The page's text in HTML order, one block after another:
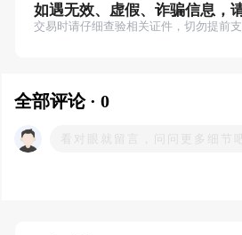
如遇无效、虚假、诈骗信息，
交易时请仔细查验相关证件，切勿提前
全部评论 · 0